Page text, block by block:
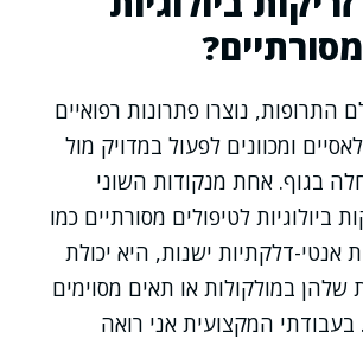
נוצרו פתרונות רפואיים
ומכוונים לפעול במדויק מול
בגוף. אחת מנקודות השוני
ביולוגיות לטיפולים מסורתיים כמו
אנטי-דלקתיות ישנות, היא יכולת
במולקולות או תאים מסוימים
המקצועית אני רואה